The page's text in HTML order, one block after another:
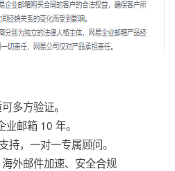
多方验证。
邮箱 10 年。
持，一对一专属顾问。
外邮件加速、安全合规